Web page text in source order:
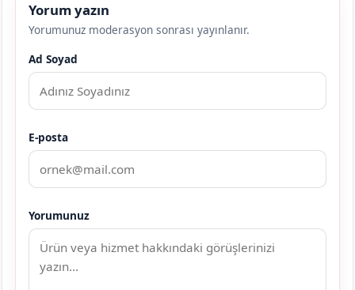
Yorum yazın
Yorumunuz moderasyon sonrası yayınlanır.
Ad Soyad
E-posta
Yorumunuz